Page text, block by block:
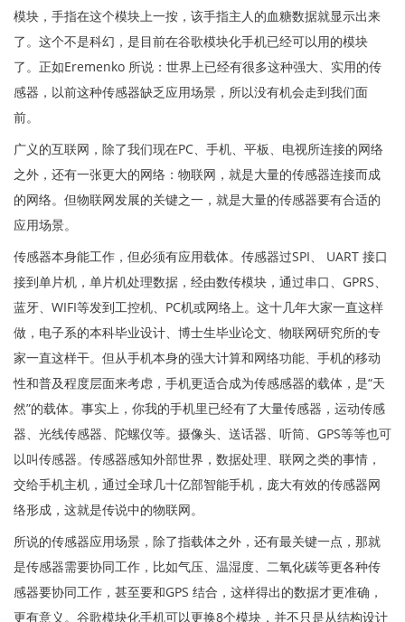
模块，手指在这个模块上一按，该手指主人的血糖数据就显示出来
了。这个不是科幻，是目前在谷歌模块化手机已经可以用的模块
了。正如Eremenko 所说：世界上已经有很多这种强大、实用的传
感器，以前这种传感器缺乏应用场景，所以没有机会走到我们面
前。
广义的互联网，除了我们现在PC、手机、平板、电视所连接的网络
之外，还有一张更大的网络：物联网，就是大量的传感器连接而成
的网络。但物联网发展的关键之一，就是大量的传感器要有合适的
应用场景。
传感器本身能工作，但必须有应用载体。传感器过SPI、 UART 接口
接到单片机，单片机处理数据，经由数传模块，通过串口、GPRS、
蓝牙、WIFI等发到工控机、PC机或网络上。这十几年大家一直这样
做，电子系的本科毕业设计、博士生毕业论文、物联网研究所的专
家一直这样干。但从手机本身的强大计算和网络功能、手机的移动
性和普及程度层面来考虑，手机更适合成为传感感器的载体，是“天
然”的载体。事实上，你我的手机里已经有了大量传感器，运动传感
器、光线传感器、陀螺仪等。摄像头、送话器、听筒、GPS等等也可
以叫传感器。传感器感知外部世界，数据处理、联网之类的事情，
交给手机主机，通过全球几十亿部智能手机，庞大有效的传感器网
络形成，这就是传说中的物联网。
所说的传感器应用场景，除了指载体之外，还有最关键一点，那就
是传感器需要协同工作，比如气压、温湿度、二氧化碳等更各种传
感器要协同工作，甚至要和GPS 结合，这样得出的数据才更准确，
更有意义。谷歌模块化手机可以更换8个模块，并不只是从结构设计